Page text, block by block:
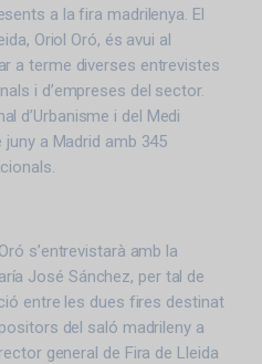
a la fira madrilenya. El
Oriol Oró, és avui al
a terme diverses entrevistes
i d’empreses del sector.
d’Urbanisme i del Medi
a Madrid amb 345
s’entrevistarà amb la
José Sánchez, per tal de
entre les dues fires destinat
del saló madrileny a
general de Fira de Lleida